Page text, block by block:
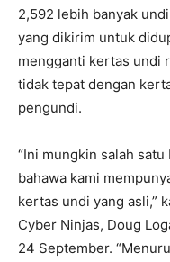
2,592 lebih banyak
yang dikirim untuk
mengganti kertas undi
tidak tepat dengan
pengundi.
“Ini mungkin salah
bahawa kami
kertas undi yang asli,”
Cyber ​​Ninjas, Doug
24 September.